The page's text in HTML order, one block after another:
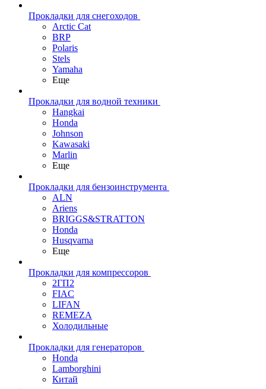
Прокладки для снегоходов
Arctic Cat
BRP
Polaris
Stels
Yamaha
Еще
Прокладки для водной техники
Hangkai
Honda
Johnson
Kawasaki
Marlin
Еще
Прокладки для бензоинструмента
ALN
Ariens
BRIGGS&STRATTON
Honda
Husqvarna
Еще
Прокладки для компрессоров
2ГП2
FIAC
LIFAN
REMEZA
Холодильные
Прокладки для генераторов
Honda
Lamborghini
Китай